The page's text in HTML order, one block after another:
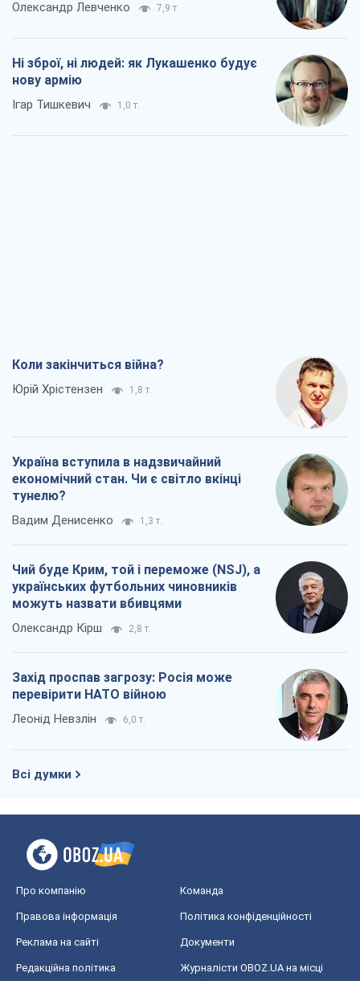
Олександр Левченко 7,9 т.
Ні зброї, ні людей: як Лукашенко будує
нову армію
Ігар Тишкевич 1,0 т.
Коли закінчиться війна?
Юрій Хрістензен 1,8 т.
Україна вступила в надзвичайний
економічний стан. Чи є світло вкінці
тунелю?
Вадим Денисенко 1,3 т.
Чий буде Крим, той і переможе (NSJ), а
українських футбольних чиновників
можуть назвати вбивцями
Олександр Кірш 2,8 т.
Захід проспав загрозу: Росія може
перевірити НАТО війною
Леонід Невзлін 6,0 т.
Всі думки
Про компанію Команда
Правова інформація Політика конфіденційності
Реклама на сайті Документи
Редакційна політика
Журналісти OBOZ.UA на місці